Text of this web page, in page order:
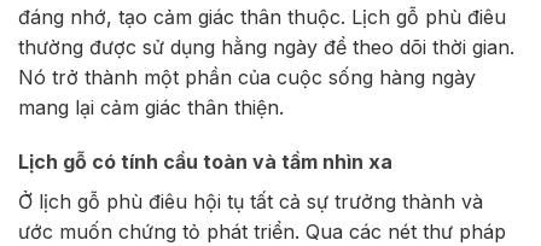
đáng nhớ, tạo cảm giác thân thuộc. Lịch gỗ phù điêu
thường được sử dụng hằng ngày để theo dõi thời gian.
Nó trở thành một phần của cuộc sống hàng ngày
mang lại cảm giác thân thiện.
Lịch gỗ có tính cầu toàn và tầm nhìn xa
Ở lịch gỗ phù điêu hội tụ tất cả sự trưởng thành và
ước muốn chứng tỏ phát triển. Qua các nét thư pháp